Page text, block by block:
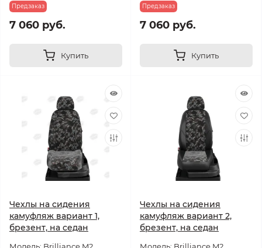
Предзаказ
7 060 руб.
Купить
Предзаказ
7 060 руб.
Купить
Чехлы на сидения
камуфляж вариант 1,
брезент, на седан
Чехлы на сидения
камуфляж вариант 2,
брезент, на седан